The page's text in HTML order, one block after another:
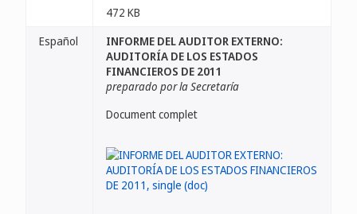
472 KB
Español
INFORME DEL AUDITOR EXTERNO:
AUDITORÍA DE LOS ESTADOS
FINANCIEROS DE 2011
preparado por la Secretaría
Document complet